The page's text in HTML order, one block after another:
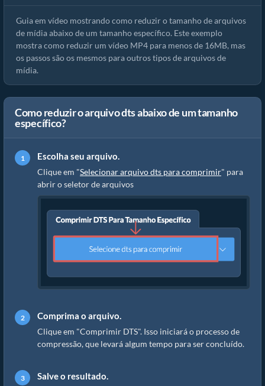
Guia em vídeo mostrando como reduzir o tamanho de arquivos
de mídia abaixo de um tamanho específico. Este exemplo
mostra como reduzir um vídeo MP4 para menos de 16MB, mas
os passos são os mesmos para outros tipos de arquivos de
mídia.
Como reduzir o arquivo dts abaixo de um tamanho
específico?
Escolha seu arquivo.
Clique em "Selecionar arquivo dts para comprimir" para
abrir o seletor de arquivos
Comprima o arquivo.
Clique em "Comprimir DTS". Isso iniciará o processo de
compressão, que levará algum tempo para ser concluído.
Salve o resultado.